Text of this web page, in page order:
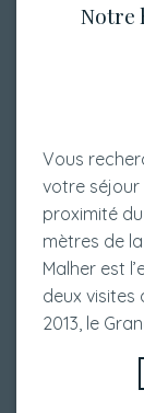
Notre
Vous
votre séjour
proximité
mètres de
Malher est
deux visites
2013, le